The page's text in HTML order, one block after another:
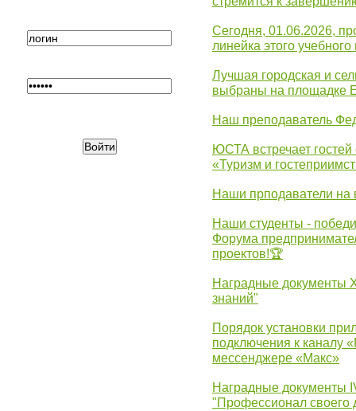
Сегодня, 01.06.2026,
линейка этого учебного
Лучшая городская и
выбраны на площадке
Наш преподаватель
ЮСТА встречает гостей
«Туризм и
Наши прподаватели
Наши студенты -
Форума
проектов!🏆
Наградные документы
знаний"
Порядок установки
подключения к каналу
мессенджере «Макс»
Наградные документы
"Профессионал своего